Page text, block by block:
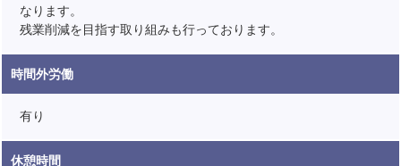
なります。
残業削減を目指す取り組みも行っております。
時間外労働
有り
休憩時間